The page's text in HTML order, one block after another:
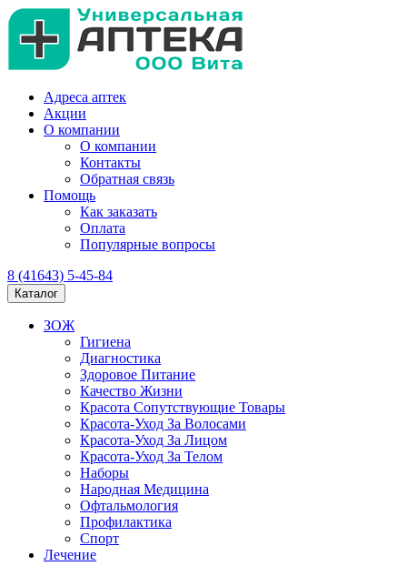
Адреса аптек
Акции
О компании
О компании
Контакты
Обратная связь
Помощь
Как заказать
Оплата
Популярные вопросы
8 (41643) 5-45-84
Каталог
ЗОЖ
Гигиена
Диагностика
Здоровое Питание
Качество Жизни
Красота Сопутствующие Товары
Красота-Уход За Волосами
Красота-Уход За Лицом
Красота-Уход За Телом
Наборы
Народная Медицина
Офтальмология
Профилактика
Спорт
Лечение